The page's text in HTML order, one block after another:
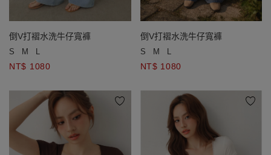
倒V打褶水洗牛仔寬褲
S M L
NT$ 1080
倒V打褶水洗牛仔寬褲
S M L
NT$ 1080